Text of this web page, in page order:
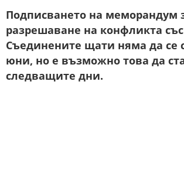
Подписването на меморандум
разрешаване на конфликта със
Съединените щати няма да се
юни, но е възможно това да
следващите дни.